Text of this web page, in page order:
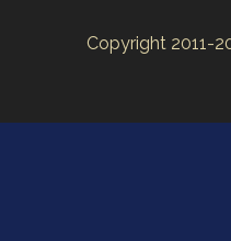
Copyright 2011-